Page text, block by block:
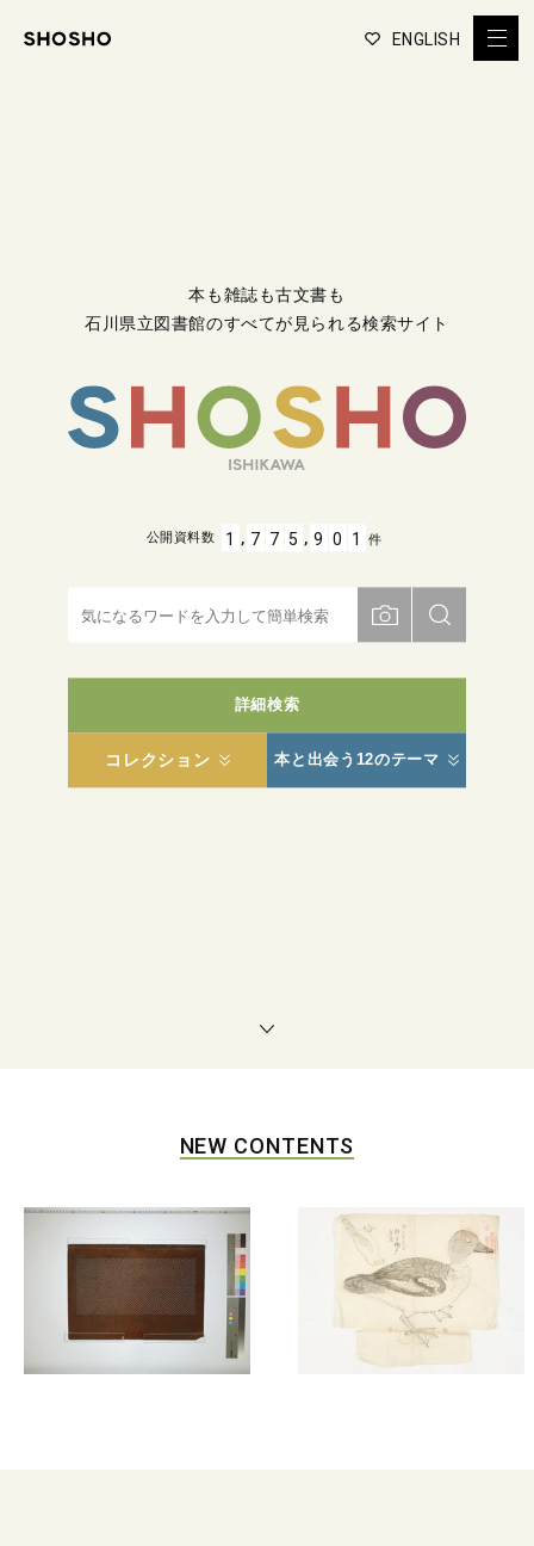
ENGLISH
本も雑誌も古文書も
石川県立図書館のすべてが見られる検索サイト
詳細検索
コレクション 本と出会う12のテーマ
公開資料数 1 , 7 7 5 , 9 0 1 件
NEW CONTENTS